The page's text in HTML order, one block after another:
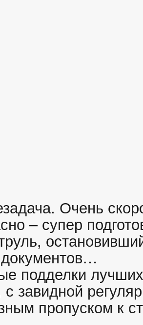
Очень
– супер
подделки
с завидной
пропуском к